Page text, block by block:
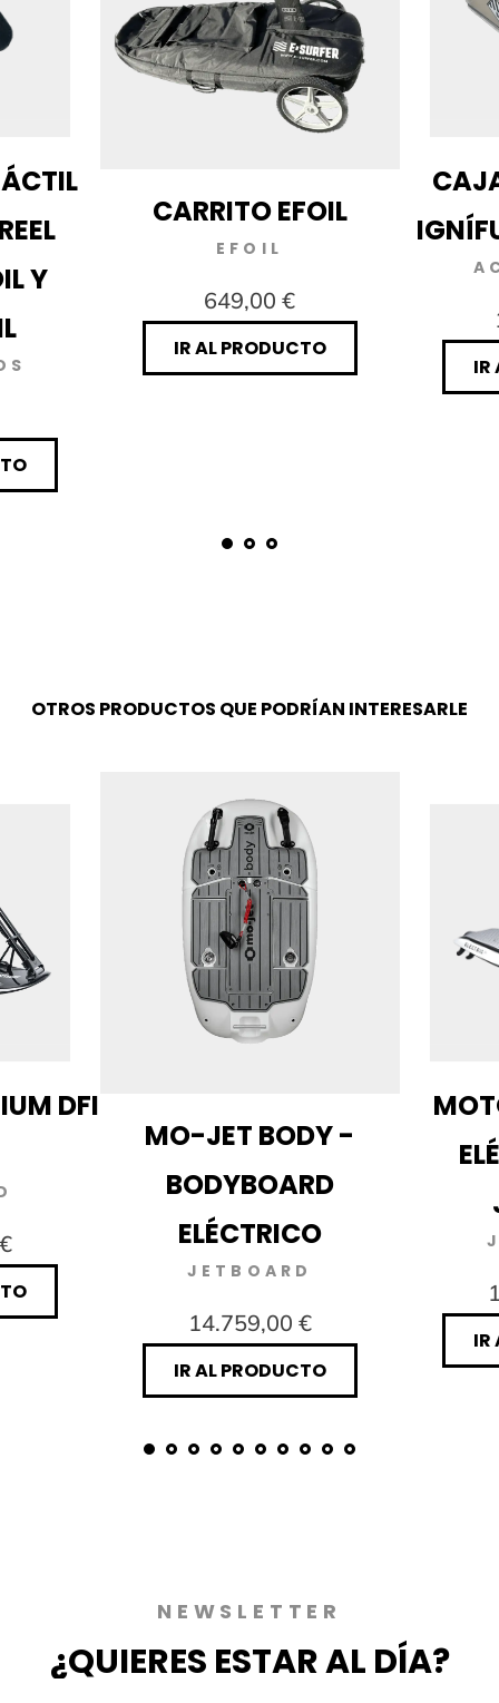
Y
CARRITO EFOIL
EFOIL
649,00 €
IR AL PRODUCTO
IR
OTROS PRODUCTOS QUE PODRÍAN INTERESARLE
DFI
MO-JET BODY -
BODYBOARD
ELÉCTRICO
JETBOARD
14.759,00 €
IR AL PRODUCTO
IR
NEWSLETTER
¿QUIERES ESTAR AL DÍA?